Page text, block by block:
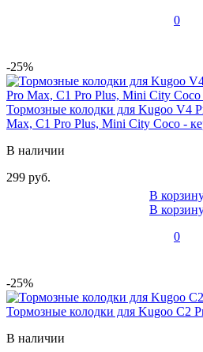
0
-25%
Тормозные колодки для Kugoo V4
Max, C1 Pro Plus, Mini City Coco -
В наличии
299 руб.
В
В
0
-25%
Тормозные колодки для Kugoo C2
В наличии